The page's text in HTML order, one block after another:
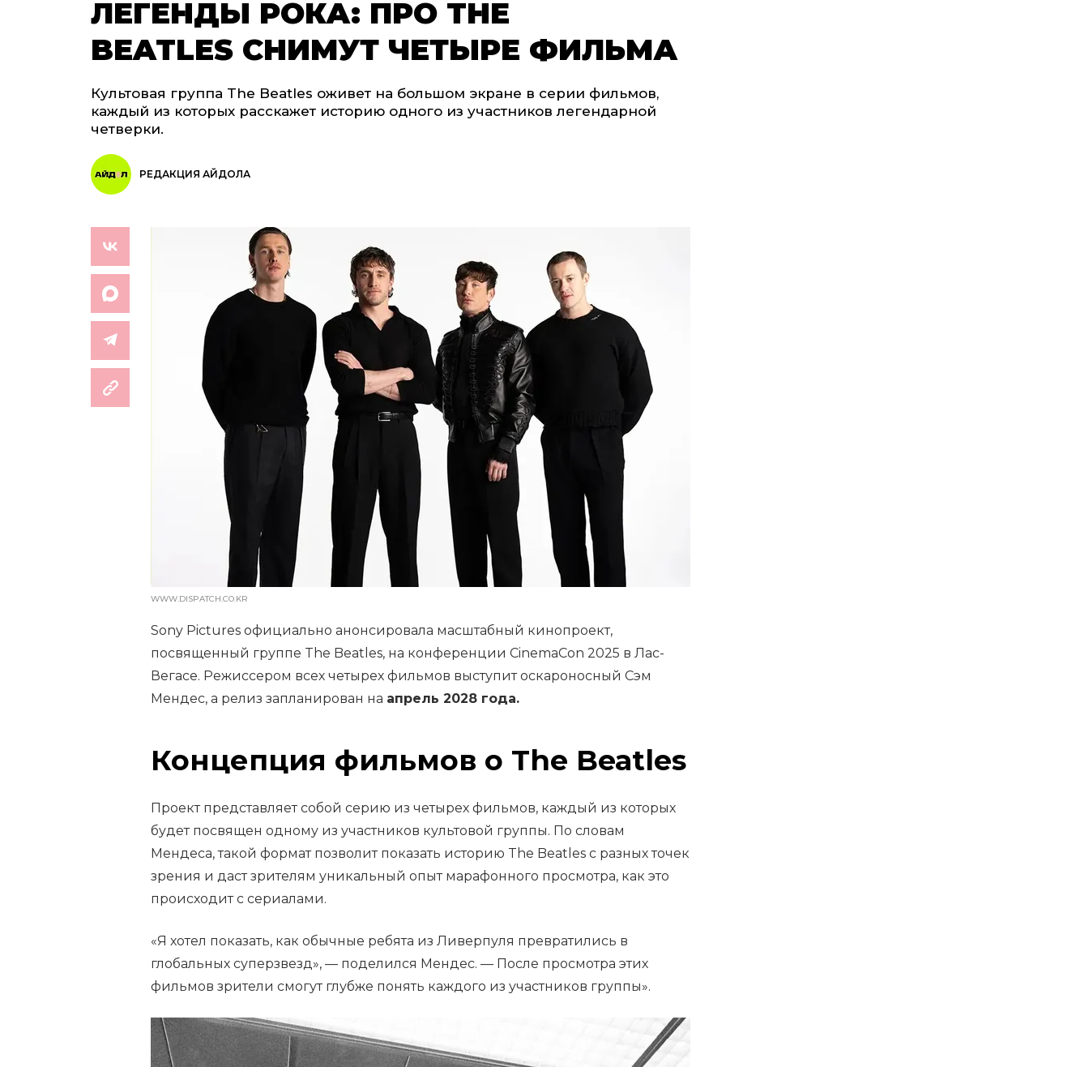
ЛЕГЕНДЫ РОКА: ПРО THE
BEATLES СНИМУТ ЧЕТЫРЕ ФИЛЬМА
Культовая группа The Beatles оживет на большом экране в серии фильмов,
каждый из которых расскажет историю одного из участников легендарной
четверки.
РЕДАКЦИЯ АЙДОЛА
WWW.DISPATCH.CO.KR
Sony Pictures официально анонсировала масштабный кинопроект,
посвященный группе The Beatles, на конференции CinemaCon 2025 в Лас-
Вегасе. Режиссером всех четырех фильмов выступит оскароносный Сэм
Мендес, а релиз запланирован на апрель 2028 года.
Концепция фильмов о The Beatles
Проект представляет собой серию из четырех фильмов, каждый из которых
будет посвящен одному из участников культовой группы. По словам
Мендеса, такой формат позволит показать историю The Beatles с разных точек
зрения и даст зрителям уникальный опыт марафонного просмотра, как это
происходит с сериалами.
«Я хотел показать, как обычные ребята из Ливерпуля превратились в
глобальных суперзвезд», — поделился Мендес. — После просмотра этих
фильмов зрители смогут глубже понять каждого из участников группы».